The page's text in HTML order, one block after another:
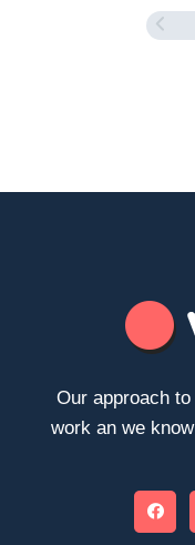
Our approach
work an we